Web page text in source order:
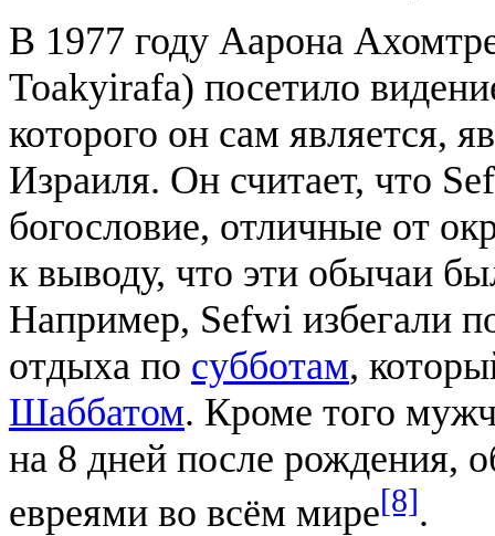
В 1977 году Аарона
Toakyirafa) посетило
которого он сам является,
Израиля. Он считает, что
богословие, отличные от
к выводу, что эти обычаи
Например, Sefwi избегали
отдыха по субботам,
Шаббатом. Кроме того
на 8 дней после рождения,
евреями во всём мире[8].